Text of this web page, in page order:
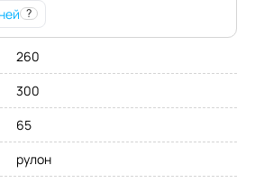
?
260
300
65
рулон